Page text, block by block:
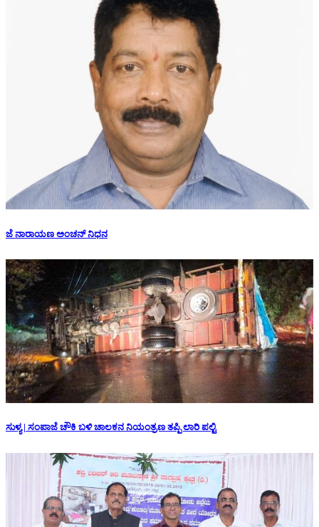
ಜೆ ನಾರಾಯಣ ಅಂಚನ್ ನಿಧನ
ಸುಳ್ಯ | ಸಂಪಾಜೆ ಚೌಕಿ ಬಳಿ ಚಾಲಕನ ನಿಯಂತ್ರಣ ತಪ್ಪಿ ಲಾರಿ ಪಲ್ಟಿ